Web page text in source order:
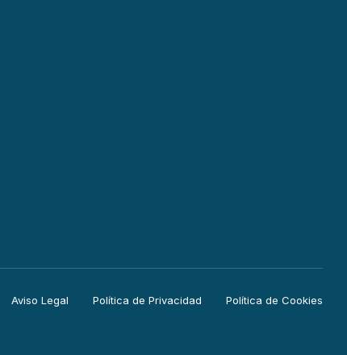
Aviso Legal Política de Privacidad Política de Cookies